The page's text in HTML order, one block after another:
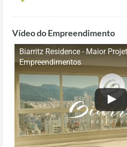
Vídeo do Empreendimento
Biarritz Residence - Maior
Empreendimentos